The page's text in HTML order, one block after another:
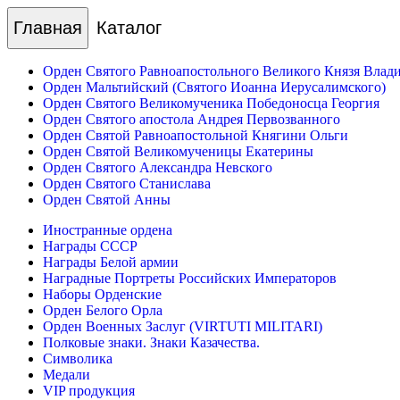
Главная Каталог
Орден Святого Равноапостольного Великого Князя
Орден Мальтийский (Святого Иоанна Иерусалимского)
Орден Святого Великомученика Победоносца Георгия
Орден Святого апостола Андрея Первозванного
Орден Святой Равноапостольной Княгини Ольги
Орден Святой Великомученицы Екатерины
Орден Святого Александра Невского
Орден Святого Станислава
Орден Святой Анны
Иностранные ордена
Награды СССР
Награды Белой армии
Наградные Портреты Российских Императоров
Наборы Орденские
Орден Белого Орла
Орден Военных Заслуг (VIRTUTI MILITARI)
Полковые знаки. Знаки Казачества.
Символика
Медали
VIP продукция